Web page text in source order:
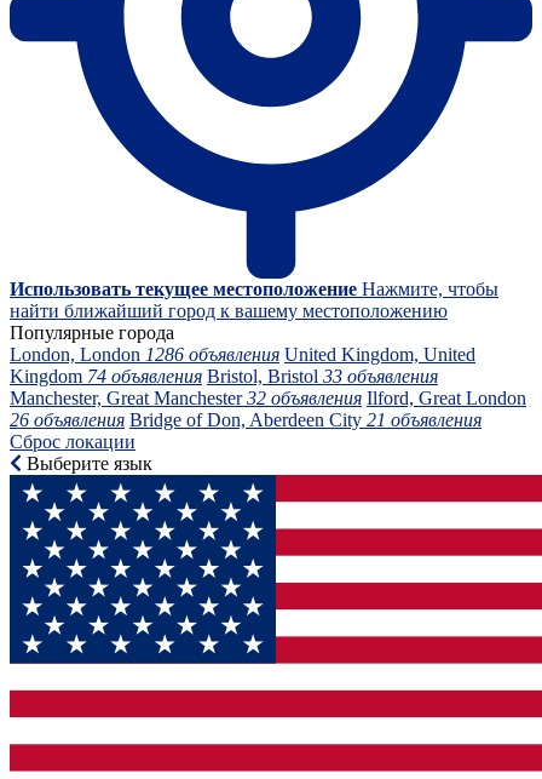
Использовать текущее местоположение Нажмите, чтобы
найти ближайший город к вашему местоположению
Популярные города
London, London 1286 объявления United Kingdom, United
Kingdom 74 объявления Bristol, Bristol 33 объявления
Manchester, Great Manchester32 объявления Ilford, Great London
26 объявления Bridge of Don, Aberdeen City 21 объявления
Сброс локации
Выберите язык